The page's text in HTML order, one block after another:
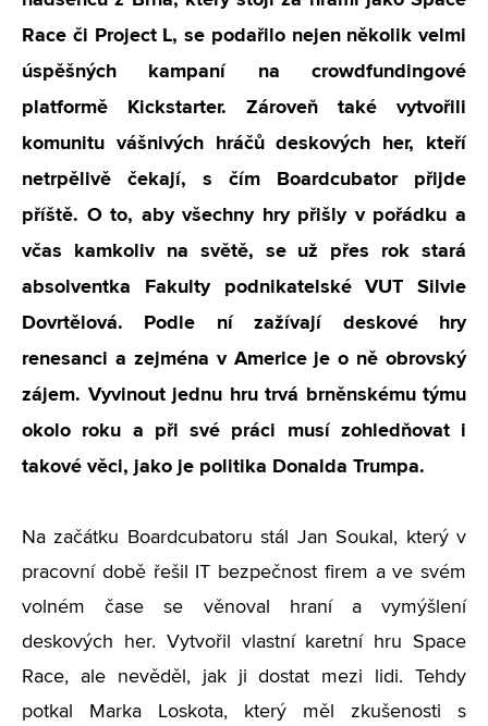
Race či Project L, se podařilo nejen několik velmi
úspěšných kampaní na crowdfundingové
platformě Kickstarter. Zároveň také vytvořili
komunitu vášnivých hráčů deskových her, kteří
netrpělivě čekají, s čím Boardcubator přijde
příště. O to, aby všechny hry přišly v pořádku a
včas kamkoliv na světě, se už přes rok stará
absolventka Fakulty podnikatelské VUT Silvie
Dovrtělová. Podle ní zažívají deskové hry
renesanci a zejména v Americe je o ně obrovský
zájem. Vyvinout jednu hru trvá brněnskému týmu
okolo roku a při své práci musí zohledňovat i
takové věci, jako je politika Donalda Trumpa.
Na začátku Boardcubatoru stál Jan Soukal, který v
pracovní době řešil IT bezpečnost firem a ve svém
volném čase se věnoval hraní a vymýšlení
deskových her. Vytvořil vlastní karetní hru Space
Race, ale nevěděl, jak ji dostat mezi lidi. Tehdy
potkal Marka Loskota, který měl zkušenosti s